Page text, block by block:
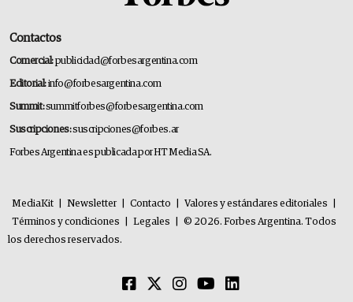
Contactos
Comercial:publicidad@forbesargentina.com
Editorial:info@forbesargentina.com
Summit:summitforbes@forbesargentina.com
Suscripciones:suscripciones@forbes.ar
Forbes Argentina es publicada por HT Media SA.
MediaKit Newsletter Contacto Valores y estándares editoriales
Términos y condiciones
Legales
© 2026. Forbes Argentina. Todos
los derechos reservados.